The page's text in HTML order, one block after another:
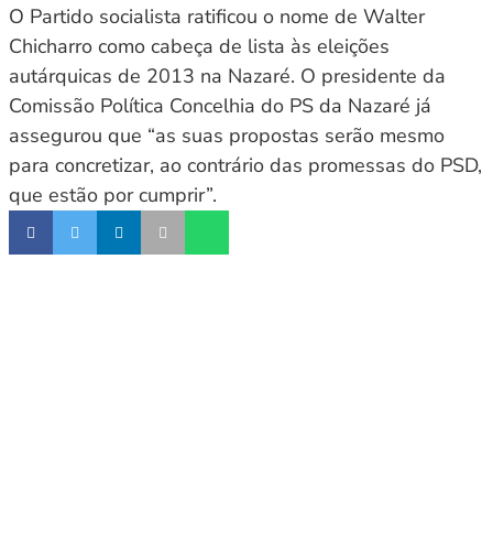
O Partido socialista ratificou o nome de Walter
Chicharro como cabeça de lista às eleições
autárquicas de 2013 na Nazaré. O presidente da
Comissão Política Concelhia do PS da Nazaré já
assegurou que “as suas propostas serão mesmo
para concretizar, ao contrário das promessas do PSD,
que estão por cumprir”.